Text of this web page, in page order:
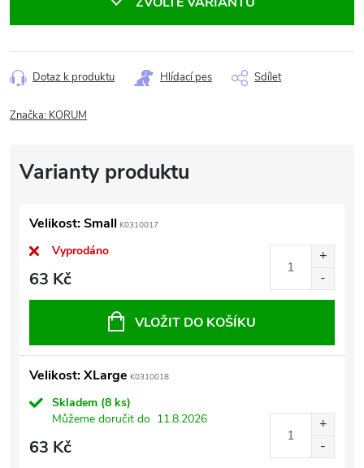
Dotaz k produktu Hlídací pes Sdílet
Značka: KORUM
Velikost: Small K0310017
Vyprodáno
63 Kč
VLOŽIT DO KOŠÍKU
Velikost: XLarge K0310018
Skladem (8 ks)
Můžeme doručit do 11.8.2026
63 Kč